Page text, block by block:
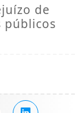
de
públicos